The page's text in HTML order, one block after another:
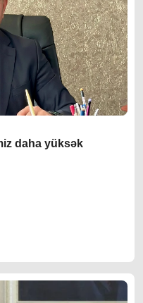
daha yüksək